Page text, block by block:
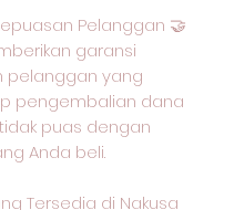
Pelanggan 🤝
garansi
pelanggan yang
pengembalian dana
puas dengan
Anda beli.
Tersedia di Nakusa